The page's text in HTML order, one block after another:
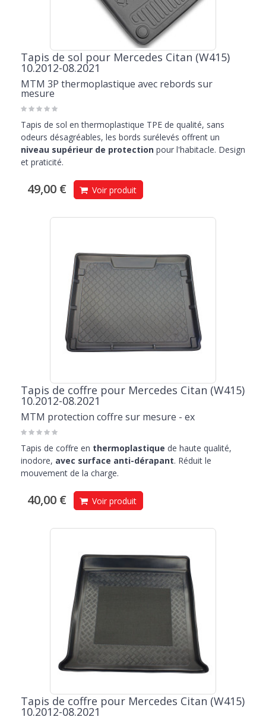
Tapis de sol pour Mercedes Citan (W415)
10.2012-08.2021
MTM 3P thermoplastique avec rebords sur
mesure
Tapis de sol en thermoplastique TPE de qualité, sans
odeurs désagréables, les bords surélevés offrent un
niveau supérieur de protection pour l'habitacle. Design
et praticité.
49,00 € Voir produit
Tapis de coffre pour Mercedes Citan (W415)
10.2012-08.2021
MTM protection coffre sur mesure - ex
Tapis de coffre en thermoplastique de haute qualité,
inodore, avec surface anti-dérapant. Réduit le
mouvement de la charge.
40,00 € Voir produit
Tapis de coffre pour Mercedes Citan (W415)
10.2012-08.2021